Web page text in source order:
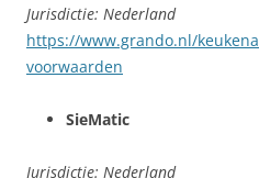
Jurisdictie: Nederland
https://www.grando.nl/
voorwaarden
SieMatic
Jurisdictie: Nederland